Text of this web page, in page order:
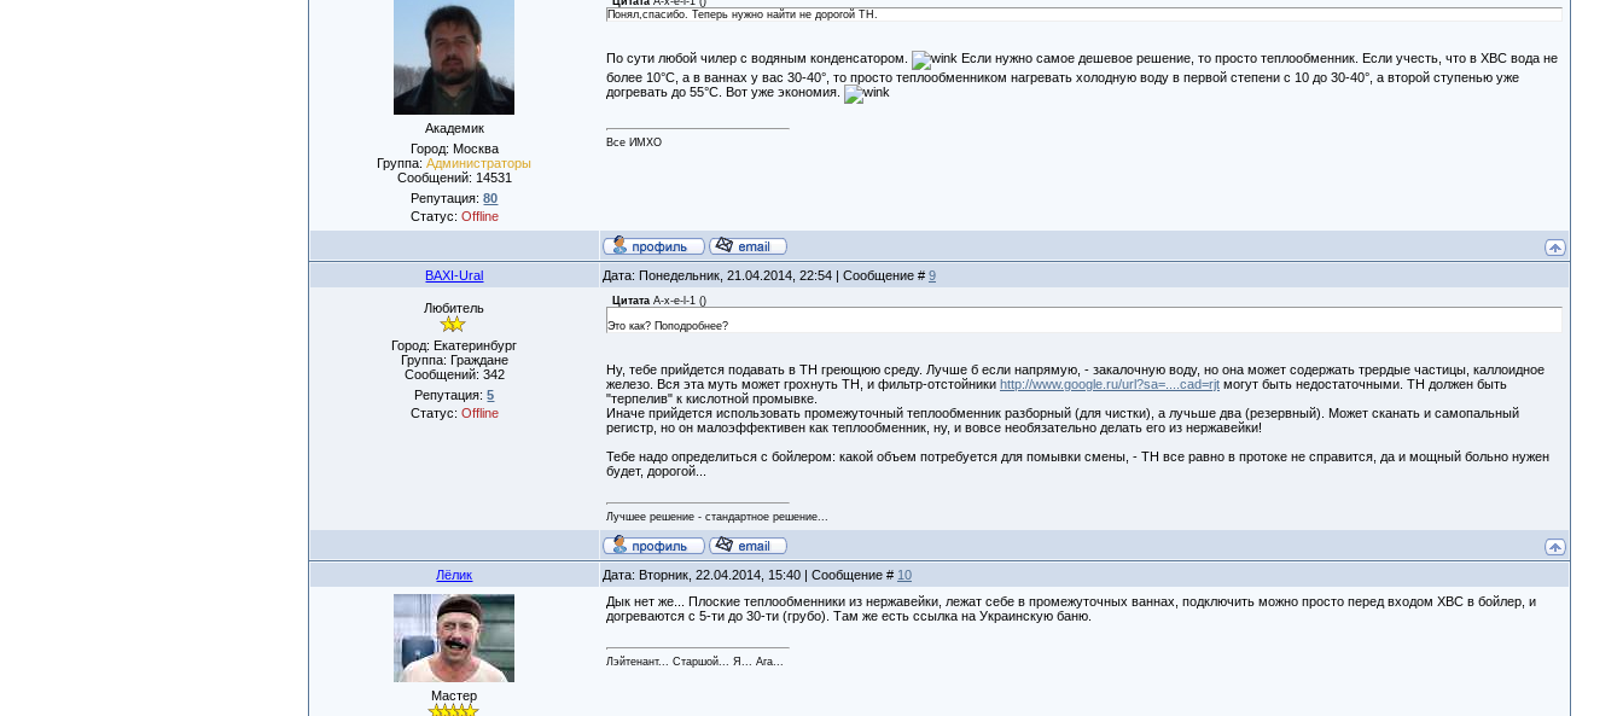
Академик
Город: Москва
Группа:Администраторы
Сообщений: 14531
Репутация:80
Статус: Offline
Понял,спасибо. Теперь нужно найти не дорогой ТН.
По сути любой чилер с водяным конденсатором.
Если нужно самое дешевое решение, то просто теплообменник. Если учесть, что в ХВС вода не
более 10°С, а в ваннах у вас 30-40°, то просто теплообменником нагревать холодную воду в первой степени с 10 до 30-40°, а второй ступенью уже
догревать до 55°С. Вот уже экономия.
Все ИМХО
BAXI-Ural Дата: Понедельник, 21.04.2014, 22:54 | Сообщение # 9
Любитель
Город: Екатеринбург
Группа: Граждане
Сообщений: 342
Репутация:5
Статус: Offline
Цитата A-x-e-l-1 ()
Это как? Поподробнее?
Ну, тебе прийдется подавать в ТН греющюю среду. Лучше б если напрямую, - закалочную воду, но она может содержать трердые частицы, каллоидное
железо. Вся эта муть может грохнуть ТН, и фильтр-отстойники http://www.google.ru/url?sa=....cad=rjtмогут быть недостаточными. ТН должен быть
"терпелив" к кислотной промывке.
Иначе прийдется использовать промежуточный теплообменник разборный (для чистки), а лучьше два (резервный). Может сканать и самопальный
регистр, но он малоэффективен как теплообменник, ну, и вовсе необязательно делать его из нержавейки!
Тебе надо определиться с бойлером: какой объем потребуется для помывки смены, - ТН все равно в протоке не справится, да и мощный больно нужен
будет, дорогой...
Лучшее решение - стандартное решение...
Лёлик Дата: Вторник, 22.04.2014, 15:40 | Сообщение # 10
Мастер
Дык нет же... Плоские теплообменники из нержавейки, лежат себе в промежуточных ваннах, подключить можно просто перед входом ХВС в бойлер, и
догреваются с 5-ти до 30-ти (грубо). Там же есть ссылка на Украинскую баню.
Лэйтенант... Старшой... Я... Ага...